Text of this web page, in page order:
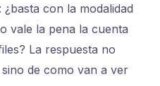
con la modalidad
vale la pena la cuenta
La respuesta no
de como van a ver